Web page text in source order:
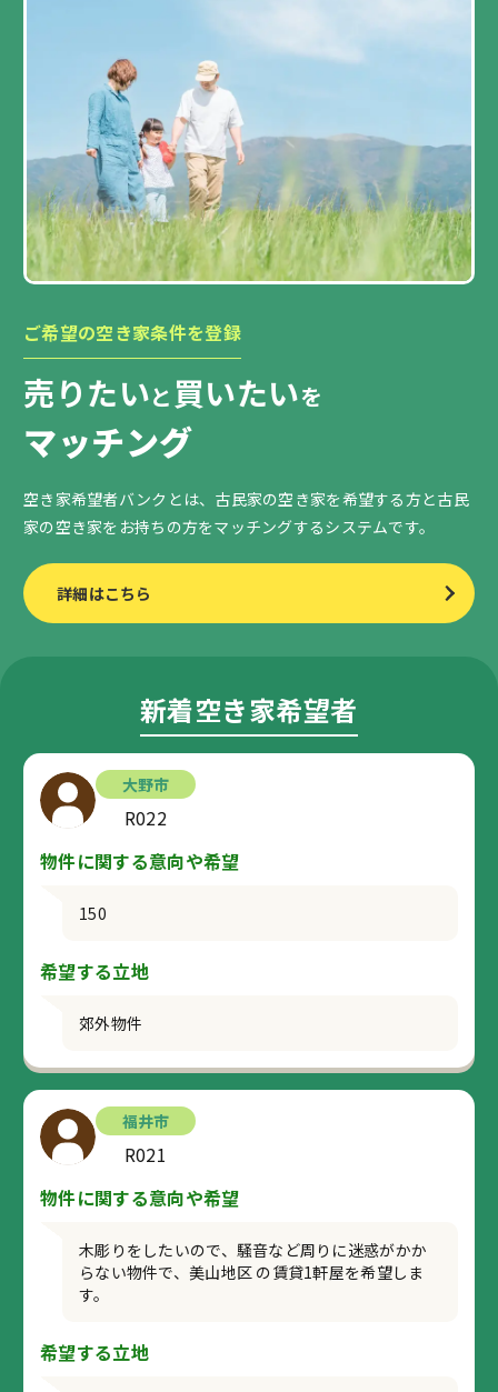
ご希望の空き家条件を登録
売りたいと 買いたいを
マッチング
空き家希望者バンクとは、古民家の空き家を希望する方と古民
家の空き家をお持ちの方をマッチングするシステムです。
詳細はこちら
新着空き家希望者
大野市
R022
物件に関する意向や希望
150
希望する立地
郊外物件
福井市
R021
物件に関する意向や希望
木彫りをしたいので、騒音など周りに迷惑がかか
らない物件で、美山地区 の賃貸1軒屋を希望しま
す。
希望する立地